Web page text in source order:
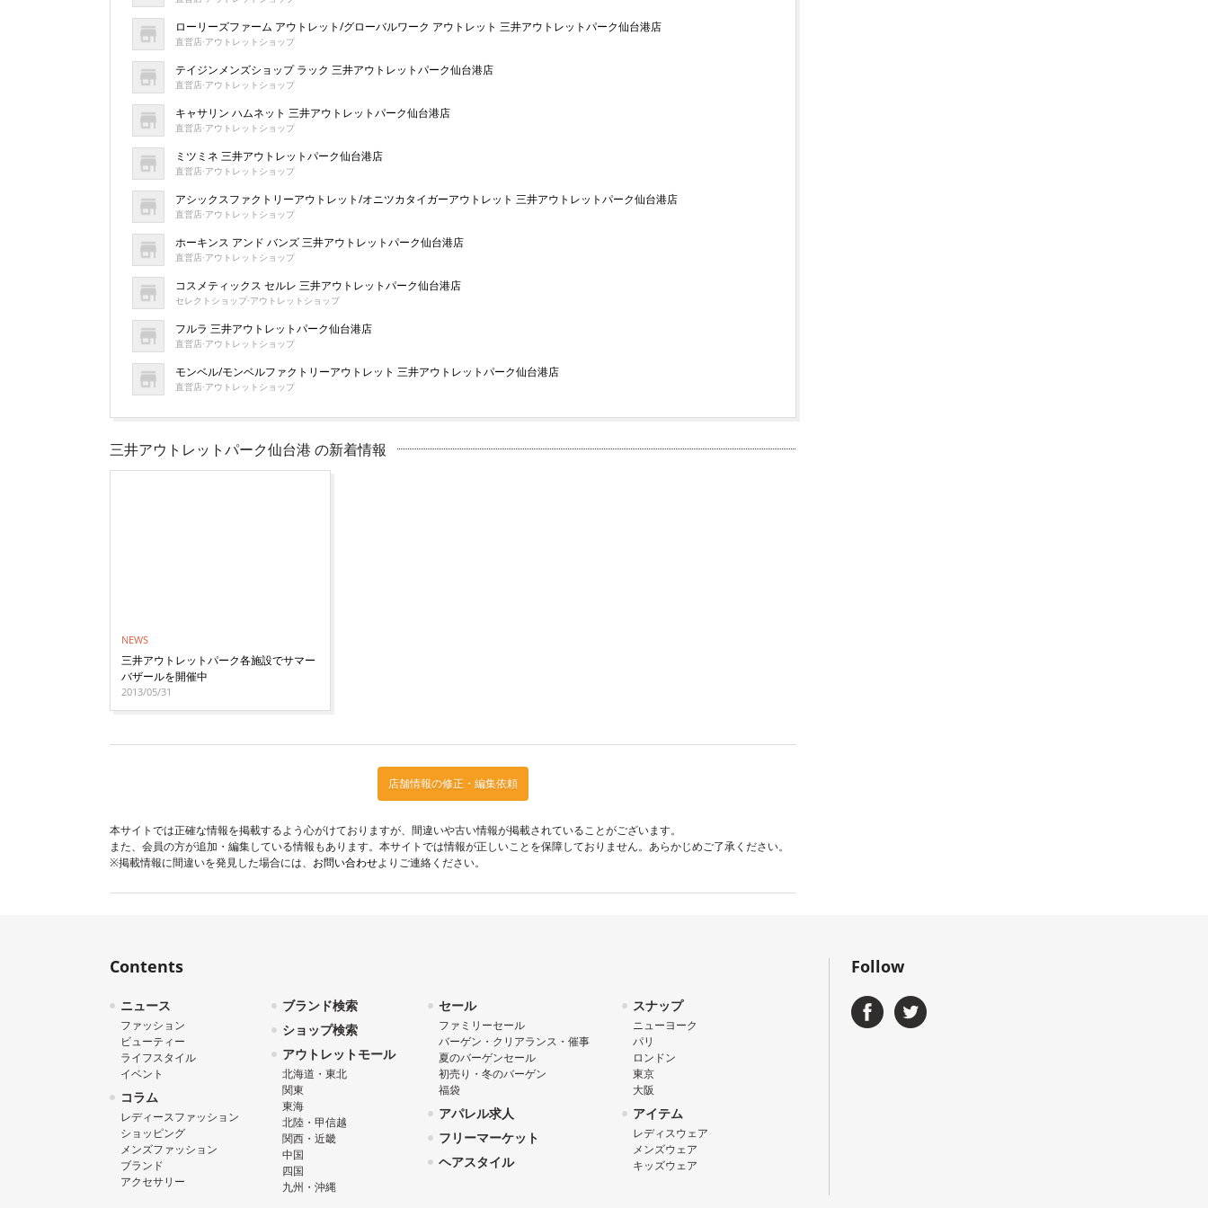
ローリーズファーム アウトレット/グローバルワーク アウトレット 三井アウトレットパーク仙台港店
直営店·アウトレットショップ
テイジンメンズショップ ラック 三井アウトレットパーク仙台港店
直営店·アウトレットショップ
キャサリン ハムネット 三井アウトレットパーク仙台港店
直営店·アウトレットショップ
ミツミネ 三井アウトレットパーク仙台港店
直営店·アウトレットショップ
アシックスファクトリーアウトレット/オニツカタイガーアウトレット 三井アウトレットパーク仙台港店
直営店·アウトレットショップ
ホーキンス アンド バンズ 三井アウトレットパーク仙台港店
直営店·アウトレットショップ
コスメティックス セルレ 三井アウトレットパーク仙台港店
セレクトショップ·アウトレットショップ
フルラ 三井アウトレットパーク仙台港店
直営店·アウトレットショップ
モンベル/モンベルファクトリーアウトレット 三井アウトレットパーク仙台港店
直営店·アウトレットショップ
三井アウトレットパーク仙台港 の新着情報
NEWS
三井アウトレットパーク各施設でサマー
バザールを開催中
2013/05/31
店舗情報の修正・編集依頼
本サイトでは正確な情報を掲載するよう心がけておりますが、間違いや古い情報が掲載されていることがございます。
また、会員の方が追加・編集している情報もあります。本サイトでは情報が正しいことを保障しておりません。あらかじめご了承ください。
※掲載情報に間違いを発見した場合には、 お問い合わせよりご連絡ください。
Contents
ニュース
ファッション
ビューティー
ライフスタイル
イベント
コラム
レディースファッション
ショッピング
メンズファッション
ブランド
アクセサリー
ブランド検索
ショップ検索
アウトレットモール
北海道・東北
関東
東海
北陸・甲信越
関西・近畿
中国
四国
九州・沖縄
セール
ファミリーセール
バーゲン・クリアランス・催事
夏のバーゲンセール
初売り・冬のバーゲン
福袋
アパレル求人
フリーマーケット
ヘアスタイル
スナップ
ニューヨーク
パリ
ロンドン
東京
大阪
アイテム
レディスウェア
メンズウェア
キッズウェア
Follow